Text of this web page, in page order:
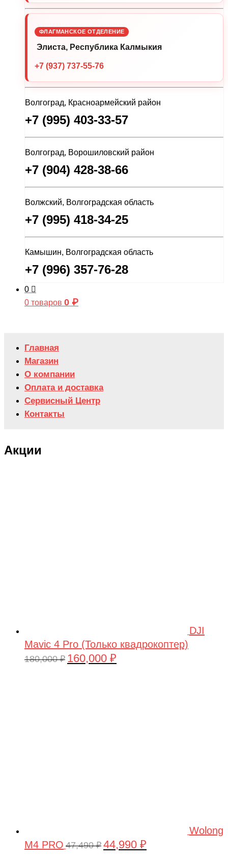
ФЛАГМАНСКОЕ ОТДЕЛЕНИЕ
Элиста, Республика Калмыкия
+7 (937) 737-55-76
Волгоград, Красноармейский район
+7 (995) 403-33-57
Волгоград, Ворошиловский район
+7 (904) 428-38-66
Волжский, Волгоградская область
+7 (995) 418-34-25
Камышин, Волгоградская область
+7 (996) 357-76-28
0
0 товаров 0 ₽
Главная
Магазин
О компании
Оплата и доставка
Сервисный Центр
Контакты
Акции
DJI
Mavic 4 Pro (Только квадрокоптер)
180,000₽ Первоначальная
160,000 ₽
Wolong
M4 PRO 47,490₽ Первоначальная
44,990 ₽